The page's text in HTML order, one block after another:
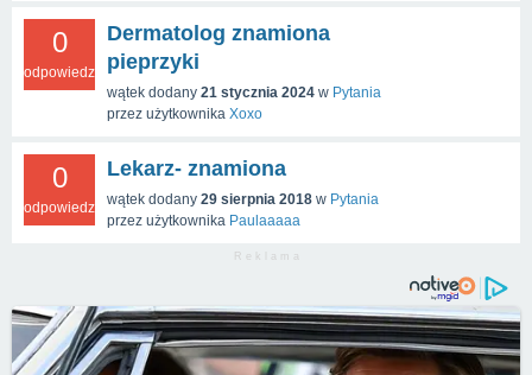
0
odpowiedzi
Dermatolog znamiona
pieprzyki
wątek dodany 21 stycznia 2024 w Pytania
przez użytkownika Xoxo
0
odpowiedzi
Lekarz- znamiona
wątek dodany 29 sierpnia 2018 w Pytania
przez użytkownika Paulaaaaa
R e k l a m a